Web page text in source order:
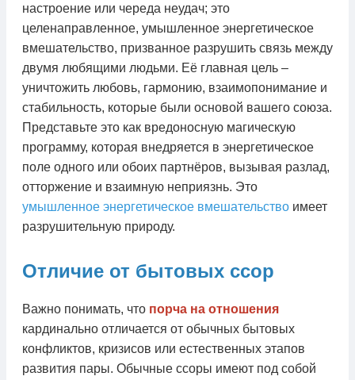
настроение или череда неудач; это
целенаправленное, умышленное энергетическое
вмешательство, призванное разрушить связь между
двумя любящими людьми. Её главная цель –
уничтожить любовь, гармонию, взаимопонимание и
стабильность, которые были основой вашего союза.
Представьте это как вредоносную магическую
программу, которая внедряется в энергетическое
поле одного или обоих партнёров, вызывая разлад,
отторжение и взаимную неприязнь. Это
умышленное энергетическое вмешательство имеет
разрушительную природу.
Отличие от бытовых ссор
Важно понимать, что порча на отношения
кардинально отличается от обычных бытовых
конфликтов, кризисов или естественных этапов
развития пары. Обычные ссоры имеют под собой